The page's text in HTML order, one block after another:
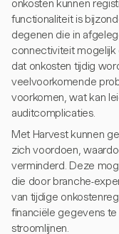
onkosten kunnen
functionaliteit is
degenen die in
connectiviteit
dat onkosten tijdig
veelvoorkomende
voorkomen, wat kan
auditcomplicaties.
Met Harvest kunnen
zich voordoen,
verminderd. Deze
die door branche-
van tijdige
financiële gegevens
stroomlijnen.